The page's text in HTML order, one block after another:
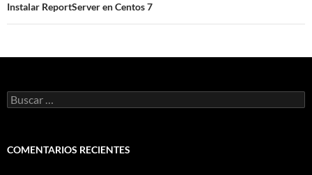
Instalar ReportServer en Centos 7
Buscar:
COMENTARIOS RECIENTES